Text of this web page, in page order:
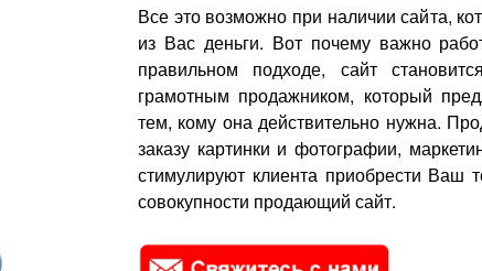
Все это возможно при наличии сайта,
из Вас деньги. Вот почему важно
правильном подходе, сайт
грамотным продажником, который
тем, кому она действительно нужна.
заказу картинки и фотографии,
стимулируют клиента приобрести Ваш
совокупности продающий сайт.